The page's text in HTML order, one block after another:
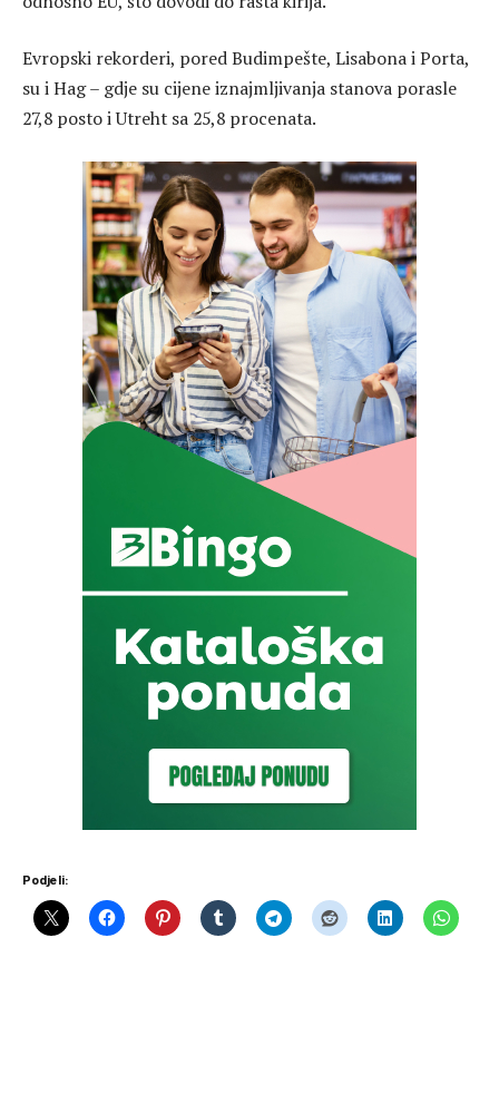
Evropski rekorderi, pored Budimpešte, Lisabona i Porta,
su i Hag – gdje su cijene iznajmljivanja stanova porasle
27,8 posto i Utreht sa 25,8 procenata.
Podjeli: